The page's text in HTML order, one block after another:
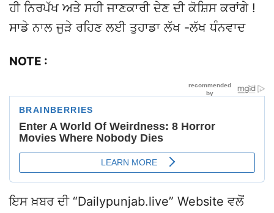
ਹੀ ਨਿਰਪੱਖ ਅਤੇ ਸਹੀ ਜਾਣਕਾਰੀ ਦੇਣ ਦੀ ਕੋਸ਼ਿਸ ਕਰਾਂਗੇ !
ਸਾਡੇ ਨਾਲ ਜੁੜੇ ਰਹਿਣ ਲਈ ਤੁਹਾਡਾ ਲੱਖ -ਲੱਖ ਧੰਨਵਾਦ
NOTE :
ਇਸ ਖ਼ਬਰ ਦੀ “Dailypunjab.live” Website ਵਲੋਂ